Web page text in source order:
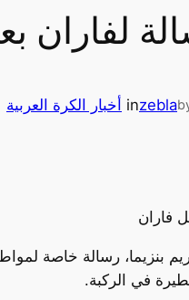
لفاران
zebla
in أخبار الكرة العربية
فاران
في الركبة.